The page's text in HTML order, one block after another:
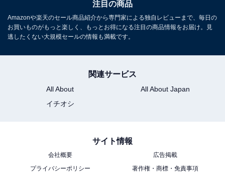
注目の商品
Amazonや楽天のセール商品紹介から専門家による独自レビューまで、毎日の
お買いものがもっと楽しく、もっとお得になる注目の商品情報をお届け。見
逃したくない大規模セールの情報も満載です。
関連サービス
All About
All About Japan
イチオシ
サイト情報
会社概要
広告掲載
プライバシーポリシー
著作権・商標・免責事項